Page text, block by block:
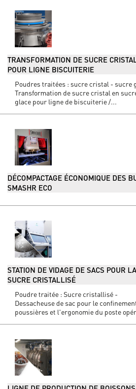
TRANSFORMATION DE SUCRE
POUR LIGNE BISCUITERIE
Poudres traitées : sucre cristal - sucre
Transformation de sucre cristal en
glace pour ligne de biscuiterie /...
DÉCOMPACTAGE ÉCONOMIQUE DES
SMASHR ECO
STATION DE VIDAGE DE SACS POUR
SUCRE CRISTALLISÉ
Poudre traitée : Sucre cristallisé -
Dessacheuse de sac pour le
poussières et l'ergonomie du poste